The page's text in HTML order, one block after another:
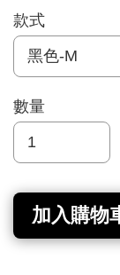
款式
數量
加入購物